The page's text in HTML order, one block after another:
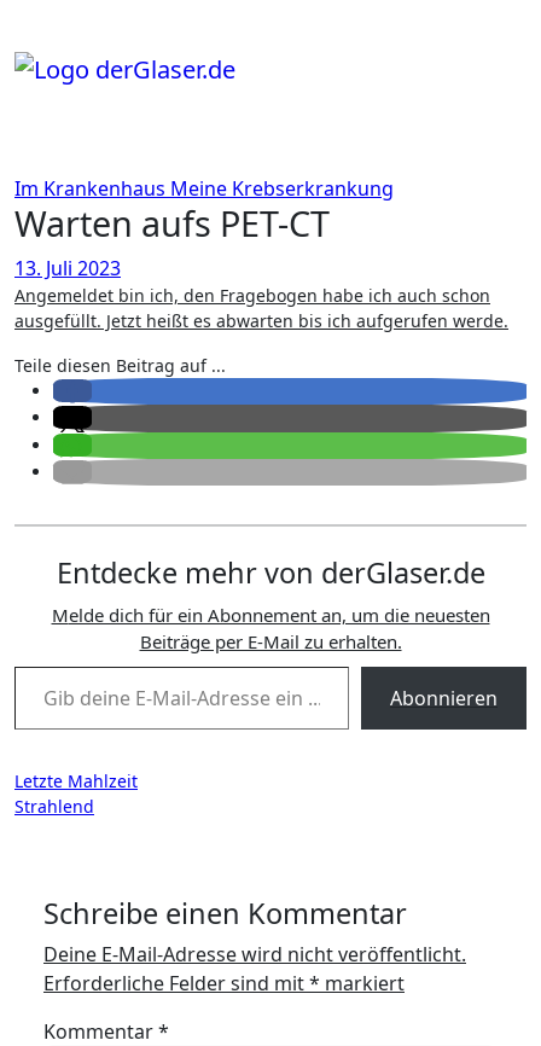
springen
Im Krankenhaus Meine Krebserkrankung
Warten aufs PET-CT
13. Juli 2023
Angemeldet bin ich, den Fragebogen habe ich auch schon
ausgefüllt. Jetzt heißt es abwarten bis ich aufgerufen werde.
Teile diesen Beitrag auf ...
Entdecke mehr von derGlaser.de
Melde dich für ein Abonnement an, um die neuesten
Beiträge per E-Mail zu erhalten.
Gib deine E-Mail-Adresse ein ...
Abonnieren
Beitragsnavigation
Letzte Mahlzeit
Strahlend
Schreibe einen Kommentar
Deine E-Mail-Adresse wird nicht veröffentlicht.
Erforderliche Felder sind mit* markiert
Kommentar*